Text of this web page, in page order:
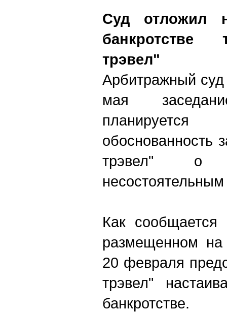
Суд
трэвел"
Арбитражный
мая
трэвел" о
Как сообщается
размещенном на
20 февраля
трэвел"
банкротстве.